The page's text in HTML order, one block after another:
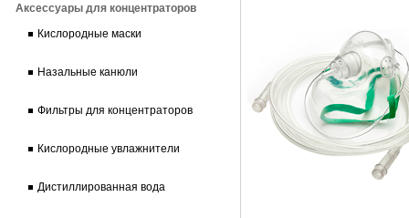
Аксессуары для концентраторов
Кислородные маски
Назальные канюли
Фильтры для концентраторов
Кислородные увлажнители
Дистиллированная вода